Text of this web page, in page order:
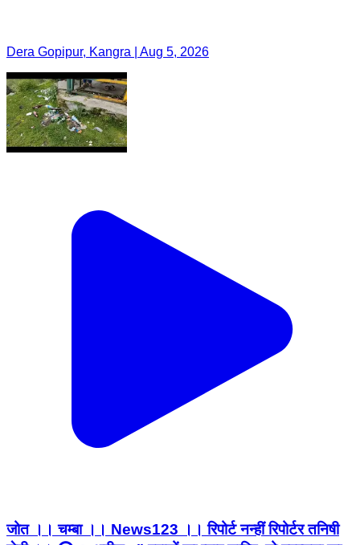
Dera Gopipur, Kangra | Aug 5, 2026
जोत ।। चम्बा ।। News123 ।। रिपोर्ट नन्हीं रिपोर्टर तनिषी